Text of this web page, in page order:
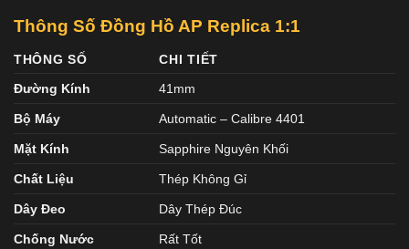
Thông Số Đồng Hồ AP Replica 1:1
THÔNG SỐ
CHI TIẾT
Đường Kính
41mm
Bộ Máy Automatic – Calibre 4401
Mặt Kính Sapphire Nguyên Khối
Chất Liệu Thép Không Gỉ
Dây Đeo Dây Thép Đúc
Chống Nước Rất Tốt